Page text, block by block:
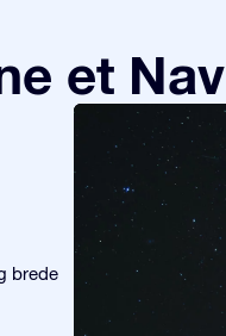
et
brede